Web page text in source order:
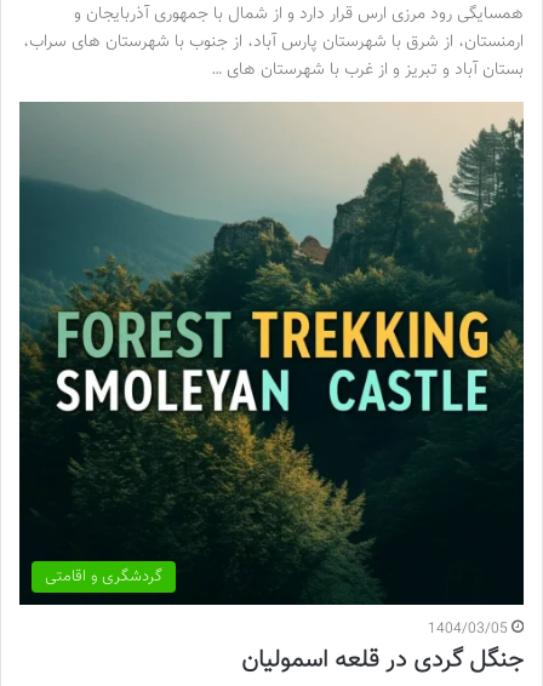
همسایگی رود مرزی ارس قرار دارد و از شمال با جمهوری آذربایجان و
ارمنستان، از شرق با شهرستان پارس آباد، از جنوب با شهرستان های سراب،
بستان آباد و تبریز و از غرب با شهرستان های …
گردشگری و اقامتی
1404/03/05
جنگل گردی در قلعه اسمولیان